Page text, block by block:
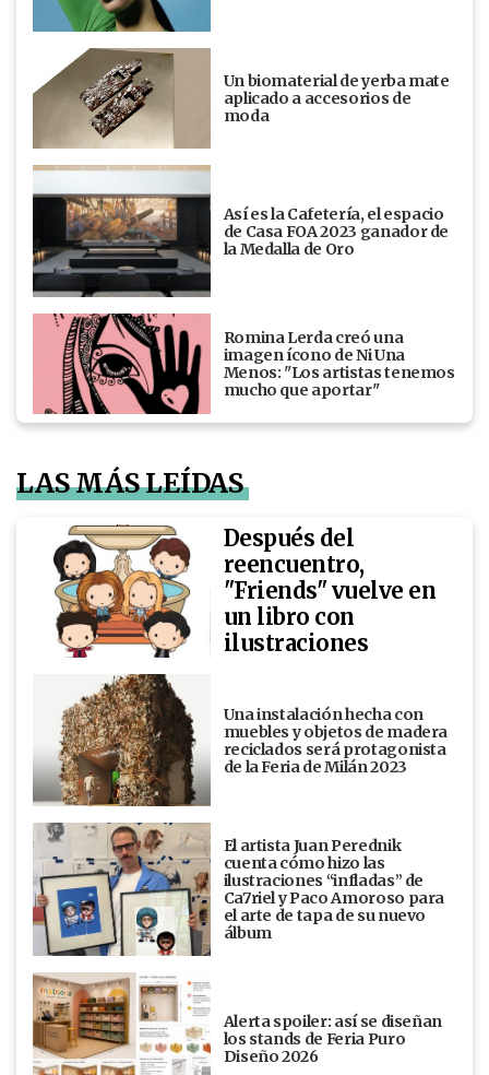
Un biomaterial de yerba mate
aplicado a accesorios de
moda
Así es la Cafetería, el espacio
de Casa FOA 2023 ganador de
la Medalla de Oro
Romina Lerda creó una
imagen ícono de Ni Una
Menos: "Los artistas tenemos
mucho que aportar"
LAS MÁS LEÍDAS
Después del
reencuentro,
"Friends" vuelve en
un libro con
ilustraciones
Una instalación hecha con
muebles y objetos de madera
reciclados será protagonista
de la Feria de Milán 2023
El artista Juan Perednik
cuenta cómo hizo las
ilustraciones “infladas” de
Ca7riel y Paco Amoroso para
el arte de tapa de su nuevo
álbum
Alerta spoiler: así se diseñan
los stands de Feria Puro
Diseño 2026